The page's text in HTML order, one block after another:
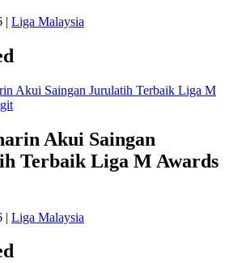
| Liga Malaysia
Akui Saingan
Terbaik Liga M Awards
| Liga Malaysia